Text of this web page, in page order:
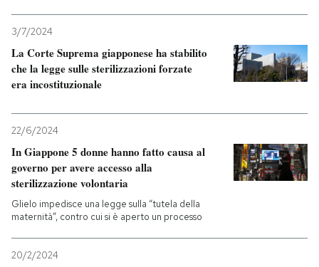
3/7/2024
La Corte Suprema giapponese ha stabilito
che la legge sulle sterilizzazioni forzate
era incostituzionale
22/6/2024
In Giappone 5 donne hanno fatto causa al
governo per avere accesso alla
sterilizzazione volontaria
Glielo impedisce una legge sulla “tutela della
maternità”, contro cui si è aperto un processo
20/2/2024